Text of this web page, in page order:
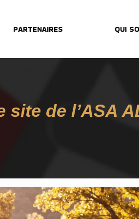
PARTENAIRES QUI
site de l’ASA